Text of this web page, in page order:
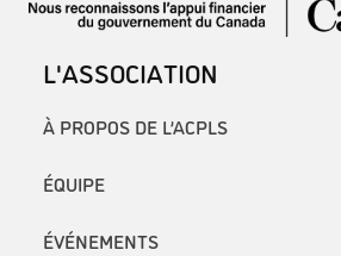
L'ASSOCIATION
À PROPOS DE L’ACPLS
ÉQUIPE
ÉVÉNEMENTS